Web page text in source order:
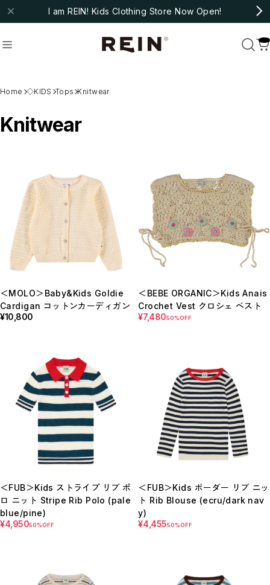
I am REIN! Kids Clothing Store Now Open!
#fub #ARSENE ET LES PIPELETTES
Recommend
Category商品カテゴリ
NEW ARRIVAL
HOT ITEMS
◇SALE
◇BABY
Outer/Jacket
Tops
Rompers/Overalls
Dress
Others
◇KIDS
Rompers/Overalls
Dress
Leg-wear
Accessories/Hair Accessories
Others
◇GOODS
◇ACCESSORIES
◇BABY&KIDS VINTAGE
◆ADULT
□BRAND LIST
A~G
H~N
O~Z,etc
Home ◇KIDS Tops Knitwear
Knitwear
＜MOLO＞Baby&Kids Goldie
Cardigan コットンカーディガン
¥10,800
＜BEBE ORGANIC＞Kids Anais
Crochet Vest クロシェ ベスト
¥7,48050%OFF
＜FUB＞Kids ストライプ リブ ポ
ロ ニット Stripe Rib Polo (pale
blue/pine)
¥4,95050%OFF
＜FUB＞Kids ボーダー リブ ニッ
ト Rib Blouse (ecru/dark nav
y)
¥4,45550%OFF